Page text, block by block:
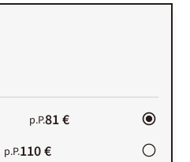
p.P.81 €
p.P.110 €